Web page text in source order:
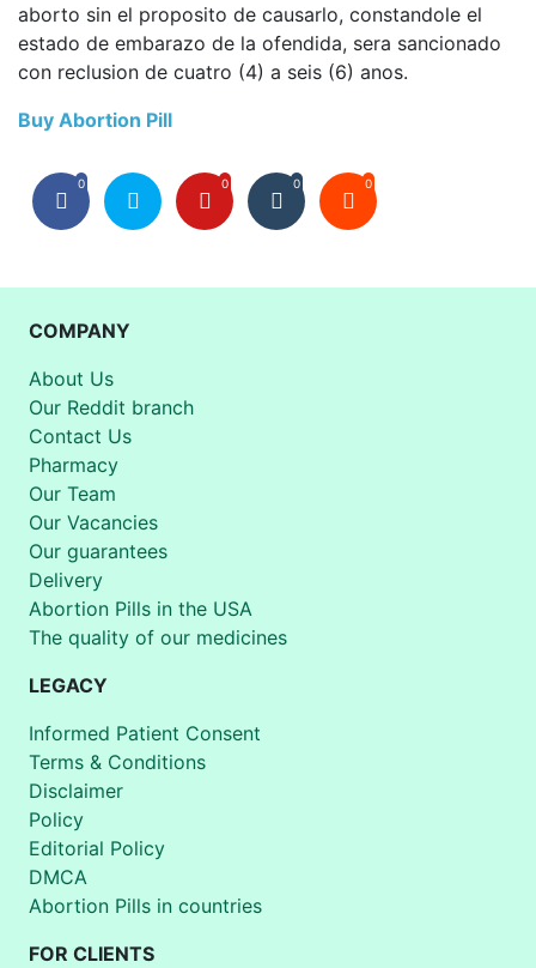
aborto sin el proposito de causarlo, constandole el
estado de embarazo de la ofendida, sera sancionado
con reclusion de cuatro (4) a seis (6) anos.
Buy Abortion Pill
0 0 0 0
COMPANY
About Us
Our Reddit branch
Contact Us
Pharmacy
Our Team
Our Vacancies
Our guarantees
Delivery
Abortion Pills in the USA
The quality of our medicines
LEGACY
Informed Patient Consent
Terms & Conditions
Disclaimer
Policy
Editorial Policy
DMCA
Abortion Pills in countries
FOR CLIENTS